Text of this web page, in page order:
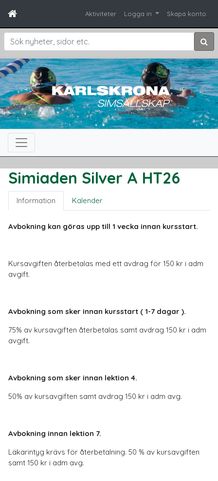
Aktiviteter Logga in Skapa konto
Sök
Simiaden Silver A HT26
Information Kalender
Avbokning kan göras upp till 1 vecka innan kursstart.
Kursavgiften återbetalas med ett avdrag för 150 kr i adm
avgift.
Avbokning som sker innan kursstart ( 1-7 dagar ).
75% av kursavgiften återbetalas samt avdrag 150 kr i adm
avgift.
Avbokning som sker innan lektion 4.
50% av kursavgiften samt avdrag 150 kr i adm avg.
Avbokning innan lektion 7.
Läkarintyg krävs för återbetalning. 50 % av kursavgiften
samt 150 kr i adm avg.